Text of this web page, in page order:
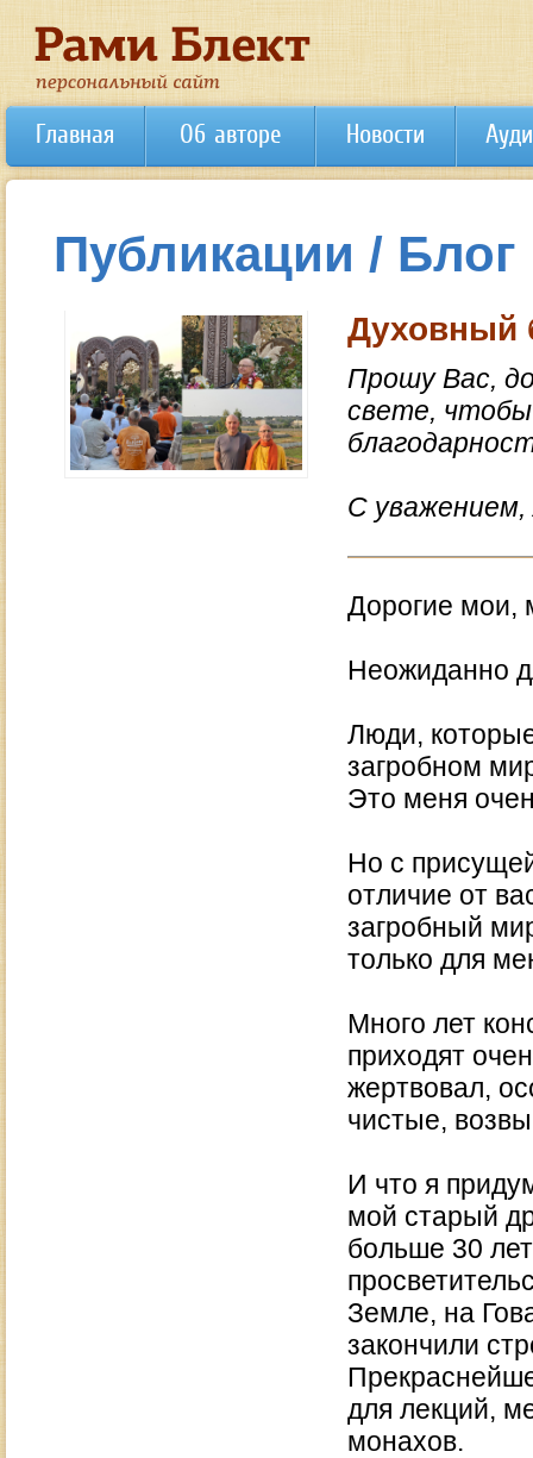
Главная Об авторе Новости
Публикации / Блог
Духовный
Прошу Вас,
свете, чтобы
С уважением,
Дорогие мои,
Неожиданно
Люди,
загробном
Это меня
Но с
отличие от
загробный
только для
Много лет
приходят
жертвовал,
чистые,
И что я
мой старый
больше 30
Земле, на
закончили
для лекций,
монахов.